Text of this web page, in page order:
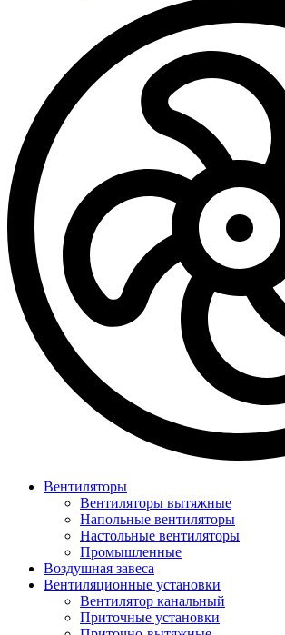
Вентиляторы
Вентиляторы вытяжные
Напольные вентиляторы
Настольные вентиляторы
Промышленные
Воздушная завеса
Вентиляционные установки
Вентилятор канальный
Приточные установки